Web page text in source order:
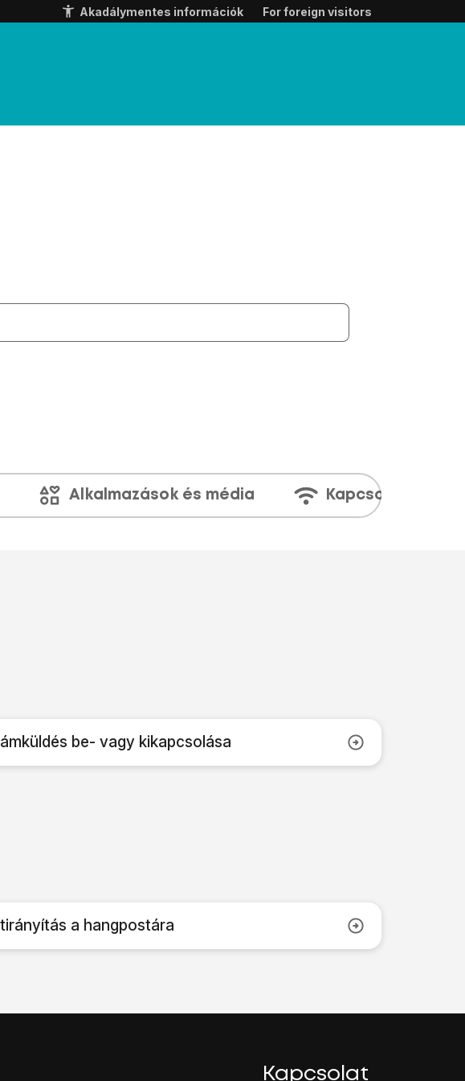
Akadálymentes információk For foreign visitors
a mező alatt
Alkalmazások és média Kapcsolatok
be- vagy kikapcsolása
a hangpostára
Kapcsolat